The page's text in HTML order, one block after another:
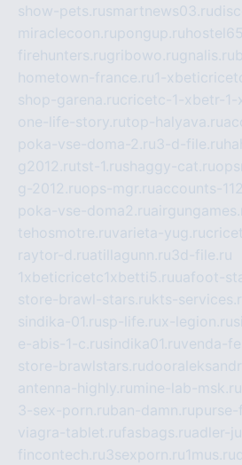
show-pets.rusmartnews03.ru
miraclecoon.rupongup.ru
firehunters.rugribowo.rugnalis.ru
hometown-france.ru1-
shop-garena.rucricetc-1-xbetr-1-
one-life-story.rutop-halyava.ru
poka-vse-doma-2.ru3-d-file.ru
g2012.rutst-1.rushaggy-cat.ru
g-2012.ruops-mgr.ruaccounts-
poka-vse-doma2.ru
tehosmotre.ruvarieta-yug.ru
raytor-d.ruatillagunn.ru3d-file.ru
1xbeticricetc1xbetti5.ruuafoot-
store-brawl-stars.rukts-
sindika-01.rusp-life.rux-legion.ru
e-abis-1-c.rusindika01.ruvenda-
store-brawlstars.ru
antenna-highly.ru mine-lab-msk.ru
3-sex-porn.ruban-damn.ru
viagra-tablet.rufasbags.ruadler-
fincontech.ru3sexporn.ru1mus.ru